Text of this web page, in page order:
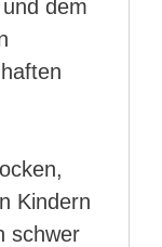
dem
Kindern
schwer